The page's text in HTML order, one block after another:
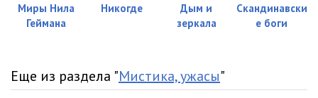
Миры Нила
Геймана
Никогде
Дым и
зеркала
Скандинавски
е боги
Еще из раздела "Мистика, ужасы"